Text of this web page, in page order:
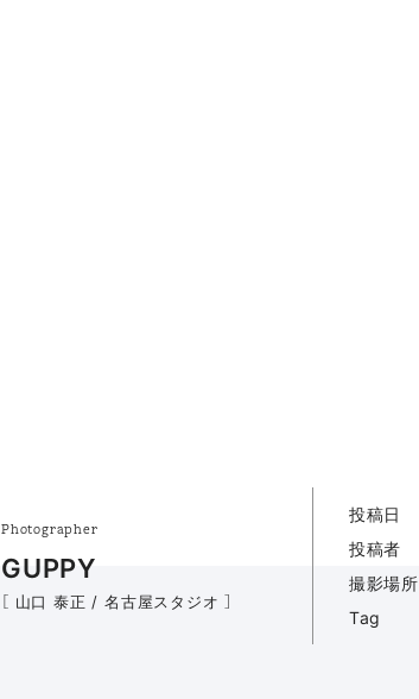
Photographer
GUPPY
［ 山口 泰正 / 名古屋スタジオ ］
投稿日
投稿者
撮影場所
Tag